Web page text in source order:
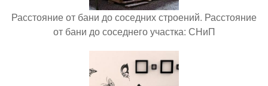
Расстояние от бани до соседних строений. Расстояние
от бани до соседнего участка: СНиП